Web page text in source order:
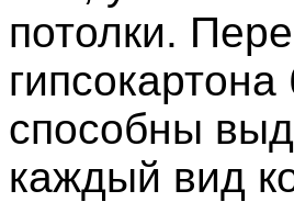
потолки.
способны
каждый вид